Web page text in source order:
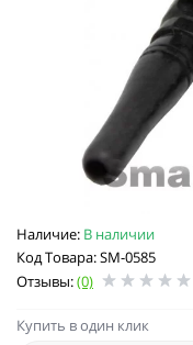
Наличие: В наличии
Код Товара: SM-0585
Отзывы:(0)
Купить в один клик